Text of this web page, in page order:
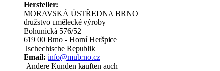
Hersteller:
MORAVSKÁ ÚSTŘEDNA BRNO
družstvo umělecké výroby
Bohunická 576/52
619 00 Brno - Horní Heršpice
Tschechische Republik
Email: info@mubrno.cz
Andere Kunden kauften auch